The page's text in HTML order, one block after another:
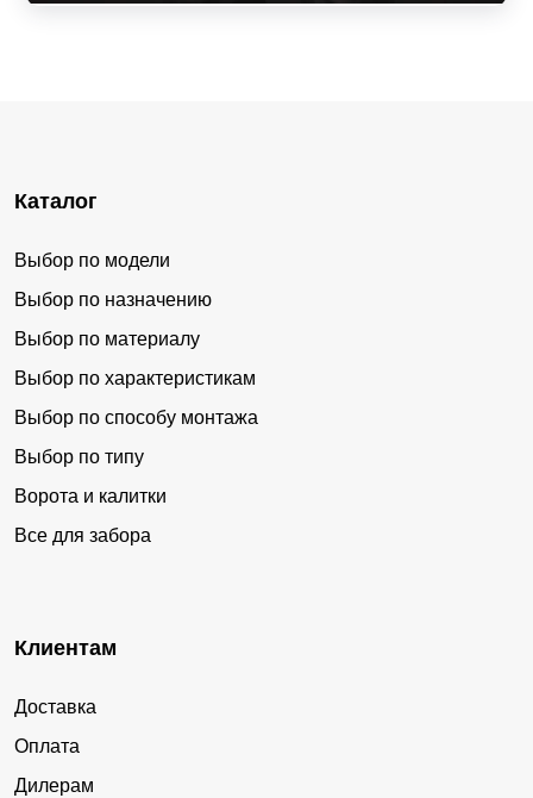
Каталог
Выбор по модели
Выбор по назначению
Выбор по материалу
Выбор по характеристикам
Выбор по способу монтажа
Выбор по типу
Ворота и калитки
Все для забора
Клиентам
Доставка
Оплата
Дилерам